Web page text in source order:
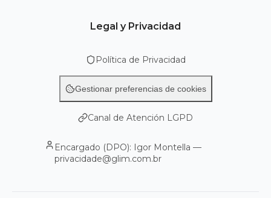
Legal y Privacidad
Política de Privacidad
Gestionar preferencias de cookies
Canal de Atención LGPD
Encargado (DPO): Igor Montella —
privacidade@glim.com.br